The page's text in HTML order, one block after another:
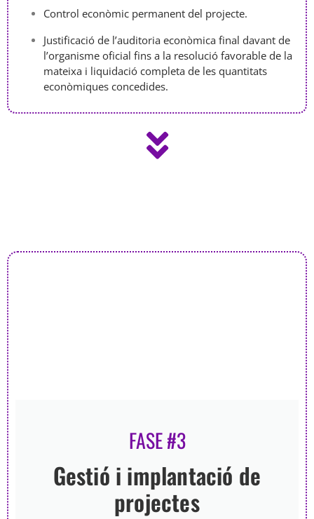
Control econòmic permanent del projecte.
Justificació de l’auditoria econòmica final davant de
l’organisme oficial fins a la resolució favorable de la
mateixa i liquidació completa de les quantitats
econòmiques concedides.
FASE #3
Gestió i implantació de
projectes